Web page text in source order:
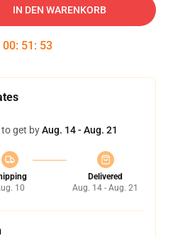
IN DEN WARENKORB
00: 51 : 52
get byAug. 14 - Aug. 21
10
Delivered
Aug. 14 - Aug. 21